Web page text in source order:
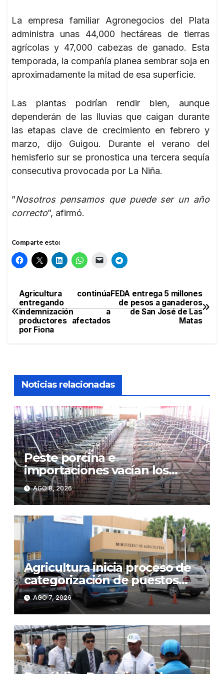
La empresa familiar Agronegocios del Plata
administra unas 44,000 hectáreas de tierras
agrícolas y 47,000 cabezas de ganado. Esta
temporada, la compañía planea sembrar soja en
aproximadamente la mitad de esa superficie.
Las plantas podrían rendir bien, aunque
dependerán de las lluvias que caigan durante
las etapas clave de crecimiento en febrero y
marzo, dijo Guigou. Durante el verano del
hemisferio sur se pronostica una tercera sequía
consecutiva provocada por La Niña.
”Nosotros pensamos que puede ser un año
correcto”, afirmó.
Comparte esto:
Navegación
de
entradas
FEDA entrega 5 millones
de pesos a ganaderos
de San José de Las
Matas
Agricultura continúa
entregando
indemnización a
productores afectados
por Fiona
Noticias relacionadas
Peste porcina e
importaciones vacían los
corrales de Monte Adentro en
Licey
AGO 8, 2026
Agricultura inicia proceso de
categorización de puestos
para fortalecer carrera
administrativa
AGO 7, 2026